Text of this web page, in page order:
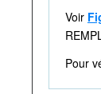
Voir
Pour